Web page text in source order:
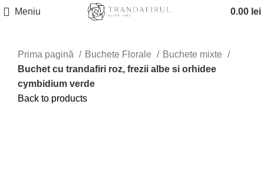
Meniu 0.00 lei
Prima pagină Buchete Florale
Buchete mixte
Buchet cu trandafiri roz, frezii albe si orhidee
cymbidium verde
Back to products